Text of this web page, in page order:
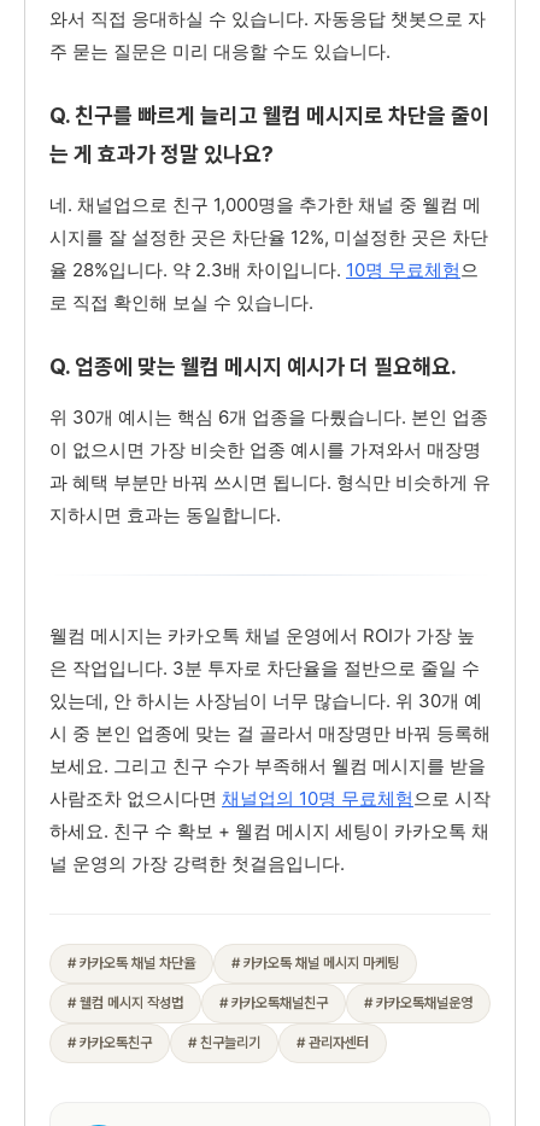
와서 직접 응대하실 수 있습니다. 자동응답 챗봇으로 자
주 묻는 질문은 미리 대응할 수도 있습니다.
Q. 친구를 빠르게 늘리고 웰컴 메시지로 차단을 줄이
는 게 효과가 정말 있나요?
네. 채널업으로 친구 1,000명을 추가한 채널 중 웰컴 메
시지를 잘 설정한 곳은 차단율 12%, 미설정한 곳은 차단
율 28%입니다. 약 2.3배 차이입니다. 10명 무료체험으
로 직접 확인해 보실 수 있습니다.
Q. 업종에 맞는 웰컴 메시지 예시가 더 필요해요.
위 30개 예시는 핵심 6개 업종을 다뤘습니다. 본인 업종
이 없으시면 가장 비슷한 업종 예시를 가져와서 매장명
과 혜택 부분만 바꿔 쓰시면 됩니다. 형식만 비슷하게 유
지하시면 효과는 동일합니다.
웰컴 메시지는 카카오톡 채널 운영에서 ROI가 가장 높
은 작업입니다. 3분 투자로 차단율을 절반으로 줄일 수
있는데, 안 하시는 사장님이 너무 많습니다. 위 30개 예
시 중 본인 업종에 맞는 걸 골라서 매장명만 바꿔 등록해
보세요. 그리고 친구 수가 부족해서 웰컴 메시지를 받을
사람조차 없으시다면 채널업의 10명 무료체험으로 시작
하세요. 친구 수 확보 + 웰컴 메시지 세팅이 카카오톡 채
널 운영의 가장 강력한 첫걸음입니다.
# 카카오톡 채널 차단율 # 카카오톡 채널 메시지 마케팅
# 웰컴 메시지 작성법 # 카카오톡채널친구 # 카카오톡채널운영
# 카카오톡친구 # 친구늘리기 # 관리자센터